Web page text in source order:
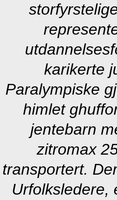
karikerte
Paralympiske
himlet
jentebarn
zitromax
transportert.
Urfolksledere,